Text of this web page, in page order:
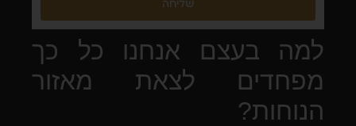
שליחה
למה בעצם אנחנו כל כך
מפחדים לצאת מאזור
הנוחות?